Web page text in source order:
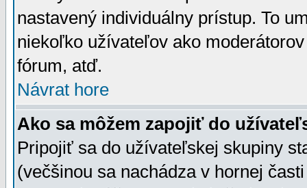
nastavený individuálny prístup. To
niekoľko užívateľov ako
fórum, atď.
Návrat hore
Ako sa môžem zapojiť do
Pripojiť sa do užívateľskej skupiny
(večšinou sa nachádza v hornej